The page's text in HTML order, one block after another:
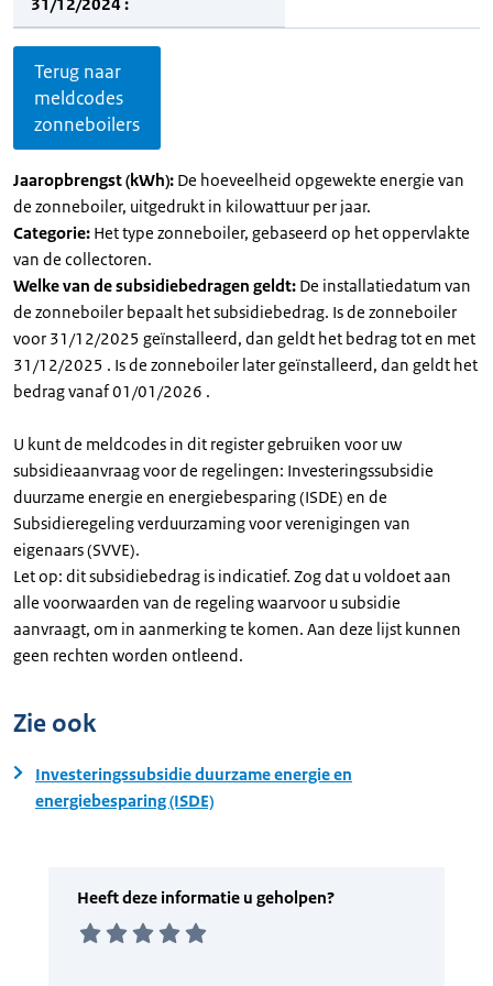
Terug naar
meldcodes
zonneboilers
Jaaropbrengst (kWh): De hoeveelheid opgewekte energie van
de zonneboiler, uitgedrukt in kilowattuur per jaar.
Categorie: Het type zonneboiler, gebaseerd op het oppervlakte
van de collectoren.
Welke van de subsidiebedragen geldt: De installatiedatum van
de zonneboiler bepaalt het subsidiebedrag. Is de zonneboiler
voor 31/12/2025 geïnstalleerd, dan geldt het bedrag tot en met
31/12/2025 . Is de zonneboiler later geïnstalleerd, dan geldt het
bedrag vanaf 01/01/2026 .
U kunt de meldcodes in dit register gebruiken voor uw
subsidieaanvraag voor de regelingen: Investeringssubsidie
duurzame energie en energiebesparing (ISDE) en de
Subsidieregeling verduurzaming voor verenigingen van
eigenaars (SVVE).
Let op: dit subsidiebedrag is indicatief. Zog dat u voldoet aan
alle voorwaarden van de regeling waarvoor u subsidie
aanvraagt, om in aanmerking te komen. Aan deze lijst kunnen
geen rechten worden ontleend.
Zie ook
Investeringssubsidie duurzame energie en
energiebesparing (ISDE)